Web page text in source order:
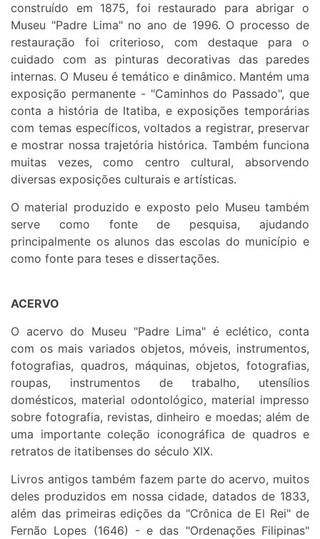
construído em 1875, foi restaurado para abrigar o
Museu "Padre Lima" no ano de 1996. O processo de
restauração foi criterioso, com destaque para o
cuidado com as pinturas decorativas das paredes
internas. O Museu é temático e dinâmico. Mantém uma
exposição permanente - "Caminhos do Passado", que
conta a história de Itatiba, e exposições temporárias
com temas específicos, voltados a registrar, preservar
e mostrar nossa trajetória histórica. Também funciona
muitas vezes, como centro cultural, absorvendo
diversas exposições culturais e artísticas.
O material produzido e exposto pelo Museu também
serve como fonte de pesquisa, ajudando
principalmente os alunos das escolas do município e
como fonte para teses e dissertações.
ACERVO
O acervo do Museu "Padre Lima" é eclético, conta
com os mais variados objetos, móveis, instrumentos,
fotografias, quadros, máquinas, objetos, fotografias,
roupas, instrumentos de trabalho, utensílios
domésticos, material odontológico, material impresso
sobre fotografia, revistas, dinheiro e moedas; além de
uma importante coleção iconográfica de quadros e
retratos de itatibenses do século XIX.
Livros antigos também fazem parte do acervo, muitos
deles produzidos em nossa cidade, datados de 1833,
além das primeiras edições da "Crônica de El Rei" de
Fernão Lopes (1646) - e das "Ordenações Filipinas"